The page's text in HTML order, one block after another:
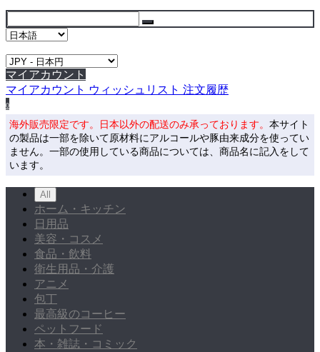
マイアカウント
マイアカウント ウィッシュリスト 注文履歴
0
海外販売限定です。日本以外の配送のみ承っております。 本サイト
の製品は一部を除いて原材料にアルコールや豚由来成分を使ってい
ません。一部の使用している商品については、商品名に記入をして
います。
All
ホーム・キッチン
日用品
美容・コスメ
食品・飲料
衛生用品・介護
アニメ
包丁
最高級のコーヒー
ペットフード
本・雑誌・コミック